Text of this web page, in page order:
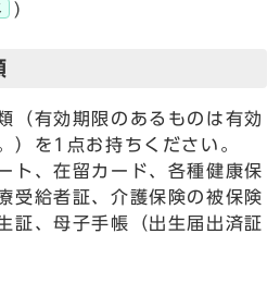
）
（有効期限のあるものは有効
）を1点お持ちください。
ト、在留カード、各種健康保
受給者証、介護保険の被保険
証、母子手帳（出生届出済証